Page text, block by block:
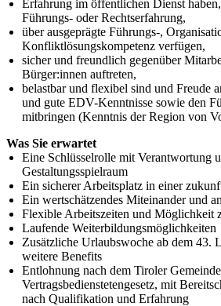
Erfahrung im öffentlichen Dienst
Führungs- oder Rechtserfahrung,
über ausgeprägte Führungs-,
Konfliktlösungskompetenz verfügen,
sicher und freundlich gegenüber
Bürger:innen auftreten,
belastbar und flexibel sind und Freude
und gute EDV-Kenntnisse sowie den
mitbringen (Kenntnis der Region von
Was Sie erwartet
Eine Schlüsselrolle mit Verantwortung
Gestaltungsspielraum
Ein sicherer Arbeitsplatz in einer
Ein wertschätzendes Miteinander und
Flexible Arbeitszeiten und Möglichkeit
Laufende Weiterbildungsmöglichkeiten
Zusätzliche Urlaubswoche ab dem 43.
weitere Benefits
Entlohnung nach dem Tiroler
Vertragsbedienstetengesetz, mit
nach Qualifikation und Erfahrung